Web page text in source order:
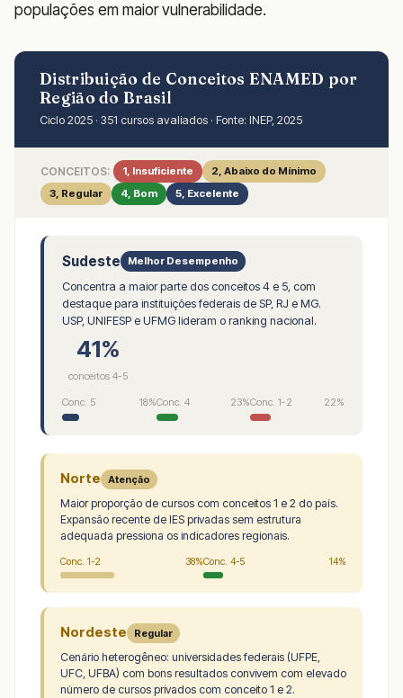
populações em maior vulnerabilidade.
Distribuição de Conceitos ENAMED por
Região do Brasil
Ciclo 2025 · 351 cursos avaliados · Fonte: INEP, 2025
CONCEITOS: 1, Insuficiente
2, Abaixo do Mínimo
3, Regular
4, Bom 5, Excelente
Sudeste Melhor Desempenho
Concentra a maior parte dos conceitos 4 e 5, com
destaque para instituições federais de SP, RJ e MG.
USP, UNIFESP e UFMG lideram o ranking nacional.
41%
conceitos 4-5
Conc. 5 18%Conc. 4 23%Conc. 1-2 22%
Norte Atenção
Maior proporção de cursos com conceitos 1 e 2 do país.
Expansão recente de IES privadas sem estrutura
adequada pressiona os indicadores regionais.
Conc. 1-2 38%Conc. 4-5 14%
Nordeste Regular
Cenário heterogêneo: universidades federais (UFPE,
UFC, UFBA) com bons resultados convivem com elevado
número de cursos privados com conceito 1 e 2.